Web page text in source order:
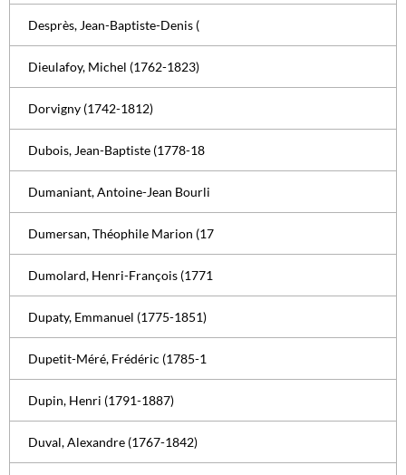
Desprès, Jean-Baptiste-Denis (
Dieulafoy, Michel (1762-1823)
Dorvigny (1742-1812)
Dubois, Jean-Baptiste (1778-18
Dumaniant, Antoine-Jean Bourli
Dumersan, Théophile Marion (17
Dumolard, Henri-François (1771
Dupaty, Emmanuel (1775-1851)
Dupetit-Méré, Frédéric (1785-1
Dupin, Henri (1791-1887)
Duval, Alexandre (1767-1842)